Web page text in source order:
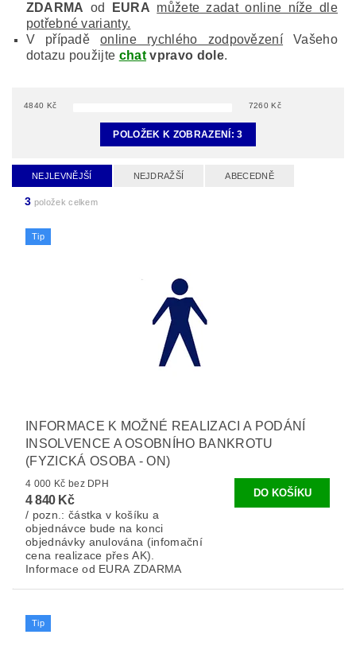
ZDARMA od EURA můžete zadat online níže dle
potřebné varianty.
V případěonline rychlého zodpovězení Vašeho
dotazu použijte chatvpravo dole.
4840 Kč 7260 Kč
POLOŽEK K ZOBRAZENÍ:3
NEJLEVNĚJŠÍ NEJDRAŽŠÍ ABECEDNĚ
3 položek celkem
Tip
INFORMACE K MOŽNÉ REALIZACI A PODÁNÍ
INSOLVENCE A OSOBNÍHO BANKROTU
(FYZICKÁ OSOBA - ON)
4 000 Kč bez DPH
4 840 Kč
/ pozn.: částka v košíku a
objednávce bude na konci
objednávky anulována (infomační
cena realizace přes AK).
Informace od EURA ZDARMA
Tip